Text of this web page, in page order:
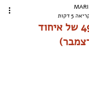
יום העצמאות ה49 של איחוד
5 דקות